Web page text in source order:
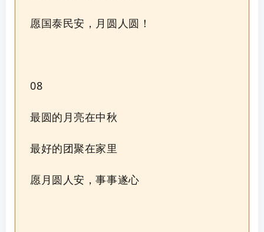
愿国泰民安，月圆人圆！
08
最圆的月亮在中秋
最好的团聚在家里
愿月圆人安，事事遂心